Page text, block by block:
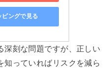
ングで見る
深刻な問題ですが、正しい
知っていればリスクを減ら